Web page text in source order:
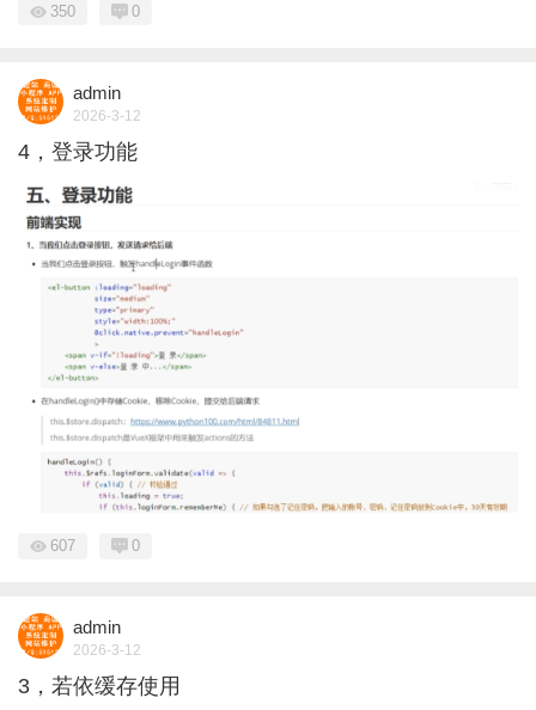
350 0
admin
2026-3-12
4，登录功能
607 0
admin
2026-3-12
3，若依缓存使用